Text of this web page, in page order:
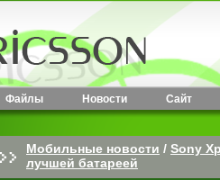
Файлы Новости Сайт
Мобильные новости / Sony
лучшей батареей